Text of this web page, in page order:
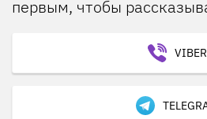
первым, чтобы
VIBER